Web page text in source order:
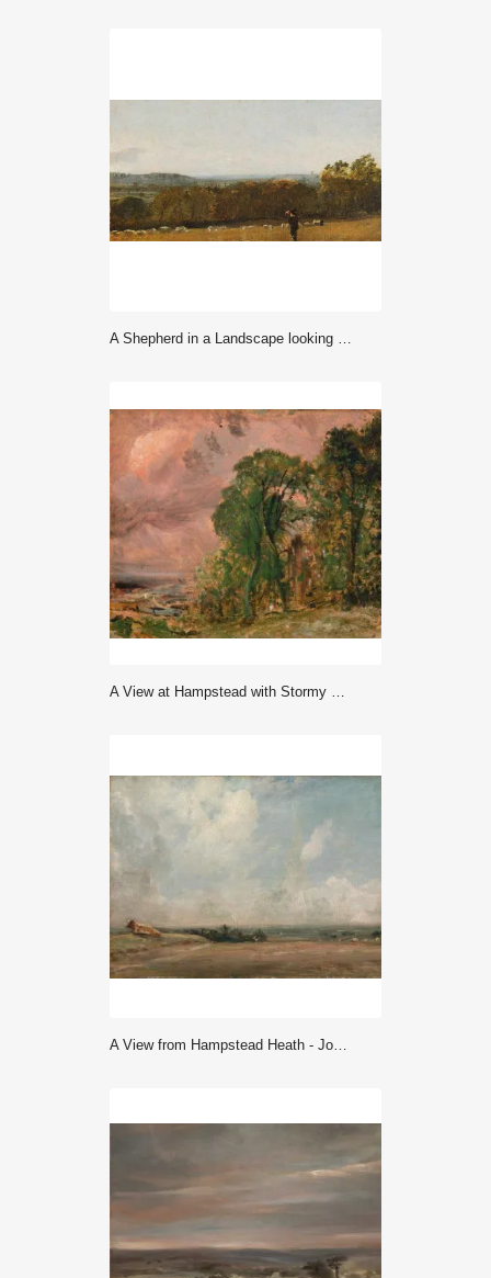
A Shepherd in a Landscape looking across Dedham Vale towards Langham -
A View at Hampstead with Stormy Weather - John Constable
A View from Hampstead Heath - John Constable